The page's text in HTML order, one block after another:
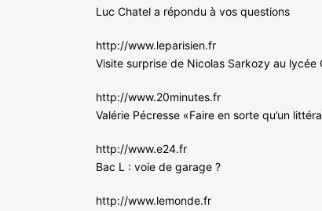
Luc Chatel a répondu à vos questions
http://www.leparisien.fr
Visite surprise de Nicolas Sarkozy au lycée
http://www.20minutes.fr
Valérie Pécresse «Faire en sorte qu’un
http://www.e24.fr
Bac L : voie de garage ?
http://www.lemonde.fr